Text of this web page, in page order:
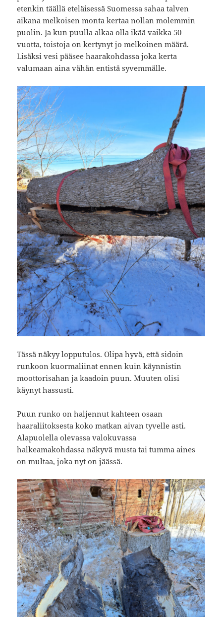
etenkin täällä eteläisessä Suomessa sahaa talven
aikana melkoisen monta kertaa nollan molemmin
puolin. Ja kun puulla alkaa olla ikää vaikka 50
vuotta, toistoja on kertynyt jo melkoinen määrä.
Lisäksi vesi pääsee haarakohdassa joka kerta
valumaan aina vähän entistä syvemmälle.
Tässä näkyy lopputulos. Olipa hyvä, että sidoin
runkoon kuormaliinat ennen kuin käynnistin
moottorisahan ja kaadoin puun. Muuten olisi
käynyt hassusti.
Puun runko on haljennut kahteen osaan
haaraliitoksesta koko matkan aivan tyvelle asti.
Alapuolella olevassa valokuvassa
halkeamakohdassa näkyvä musta tai tumma aines
on multaa, joka nyt on jäässä.